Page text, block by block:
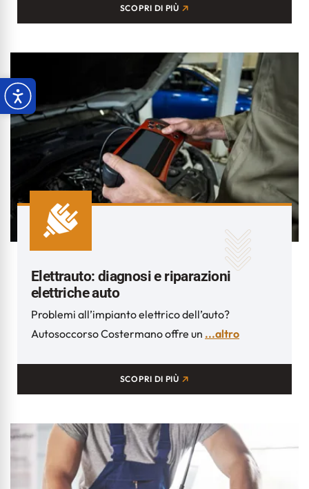
SCOPRI DI PIÙ
Elettrauto: diagnosi e riparazioni
elettriche auto
Problemi all’impianto elettrico dell’auto?
Autosoccorso Costermano offre un ...altro
SCOPRI DI PIÙ